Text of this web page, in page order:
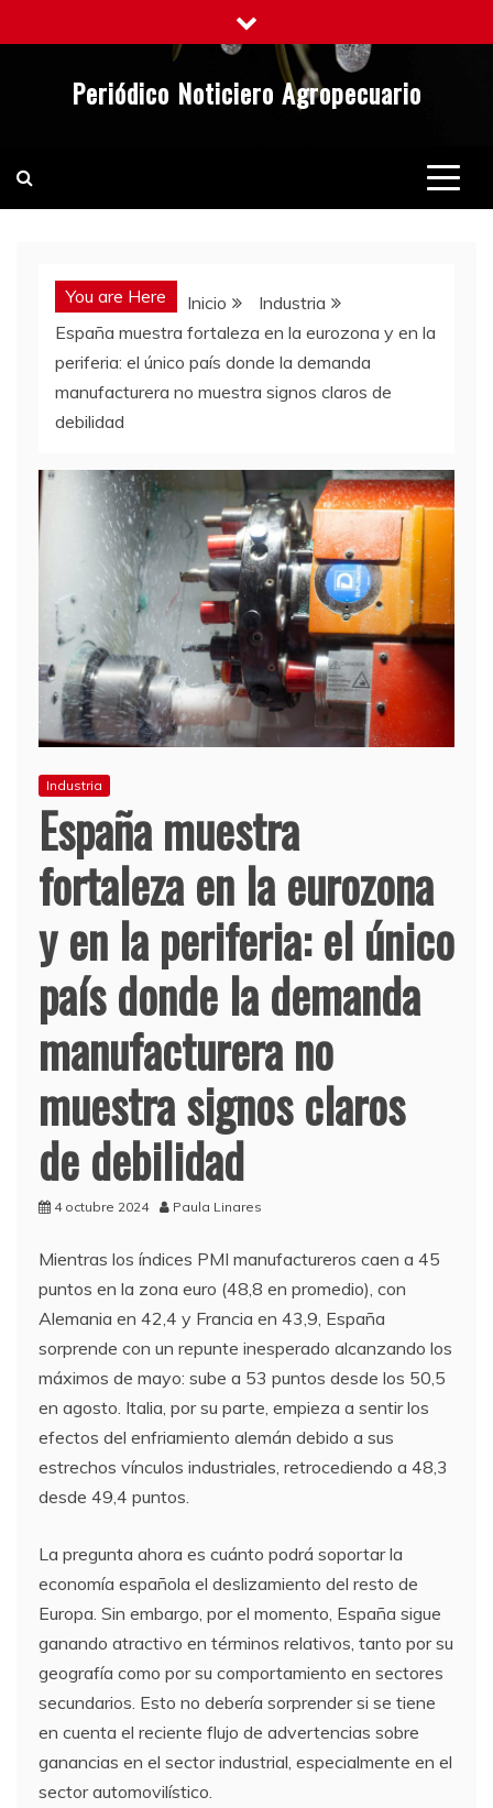
al
Periódico Noticiero Agropecuario
You are Here Inicio
Industria
España muestra fortaleza en la eurozona y en la
periferia: el único país donde la demanda
manufacturera no muestra signos claros de
debilidad
Industria
España muestra
fortaleza en la eurozona
y en la periferia: el único
país donde la demanda
manufacturera no
muestra signos claros
de debilidad
4 octubre 2024 Paula Linares
Mientras los índices PMI manufactureros caen a 45
puntos en la zona euro (48,8 en promedio), con
Alemania en 42,4 y Francia en 43,9, España
sorprende con un repunte inesperado alcanzando los
máximos de mayo: sube a 53 puntos desde los 50,5
en agosto. Italia, por su parte, empieza a sentir los
efectos del enfriamiento alemán debido a sus
estrechos vínculos industriales, retrocediendo a 48,3
desde 49,4 puntos.
La pregunta ahora es cuánto podrá soportar la
economía española el deslizamiento del resto de
Europa. Sin embargo, por el momento, España sigue
ganando atractivo en términos relativos, tanto por su
geografía como por su comportamiento en sectores
secundarios. Esto no debería sorprender si se tiene
en cuenta el reciente flujo de advertencias sobre
ganancias en el sector industrial, especialmente en el
sector automovilístico.